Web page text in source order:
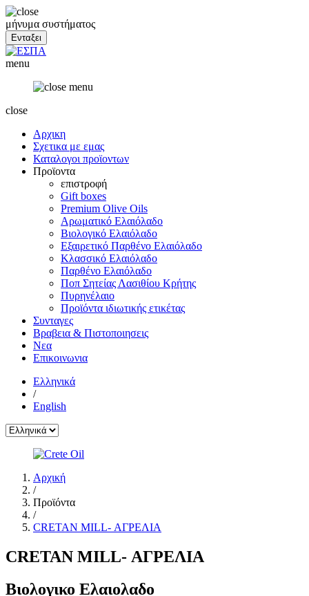
μήνυμα συστήματος
menu
close
Αρχικη
Σχετικα με εμας
Καταλογοι προϊοντων
Προϊοντα
επιστροφή
Gift boxes
Premium Olive Oils
Αρωματικό Ελαιόλαδο
Βιολογικό Ελαιόλαδο
Εξαιρετικό Παρθένο Ελαιόλαδο
Κλασσικό Ελαιόλαδο
Παρθένο Ελαιόλαδο
Ποπ Σητείας Λασιθίου Κρήτης
Πυρηνέλαιο
Προϊόντα ιδιωτικής ετικέτας
Συνταγες
Βραβεια & Πιστοποιησεις
Νεα
Επικοινωνια
Ελληνικά
/
English
Αρχική
/
Προϊόντα
/
CRETAN MILL- ΑΓΡΕΛΙΑ
CRETAN MILL- ΑΓΡΕΛΙΑ
Βιολογικο Ελαιολαδο